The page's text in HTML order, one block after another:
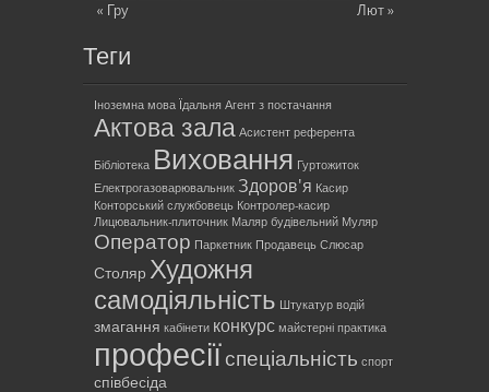
« Гру Лют »
Теги
Іноземна мова Їдальня Агент з постачання
Актова зала Асистент референта
Бібліотека Виховання Гуртожиток
Електрогазоварювальник Здоров'я Касир
Конторський службовець Контролер-касир
Лицювальник-плиточник Маляр будівельний Муляр
Оператор Паркетник Продавець Слюсар
Столяр Художня
самодіяльність Штукатур водій
змагання кабінети конкурс майстерні практика
професіїспеціальність спорт
співбесіда